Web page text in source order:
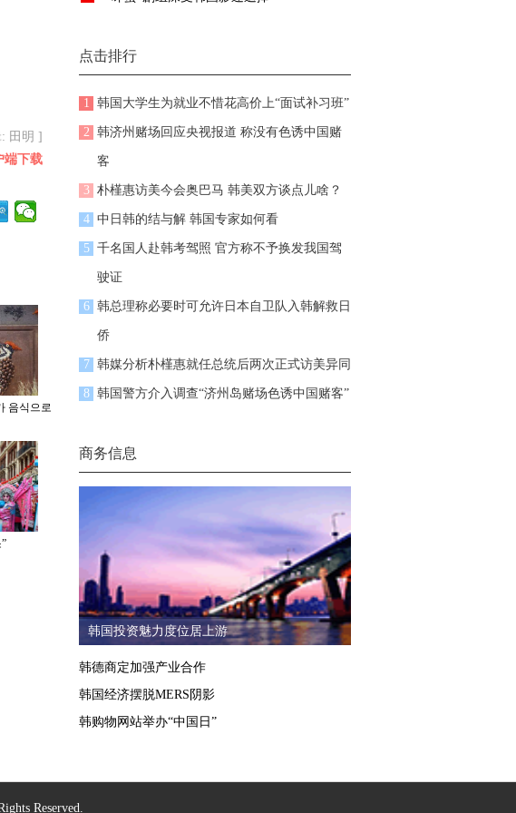
点击排行
1 韩国大学生为就业不惜花高价上“面试补习班”
2 韩济州赌场回应央视报道 称没有色诱中国赌
客
3 朴槿惠访美今会奥巴马 韩美双方谈点儿啥？
4 中日韩的结与解 韩国专家如何看
5 千名国人赴韩考驾照 官方称不予换发我国驾
驶证
6 韩总理称必要时可允许日本自卫队入韩解救日
侨
7 韩媒分析朴槿惠就任总统后两次正式访美异同
8 韩国警方介入调查“济州岛赌场色诱中国赌客”
商务信息
韩国投资魅力度位居上游
韩德商定加强产业合作
韩国经济摆脱MERS阴影
韩购物网站举办“中国日”
田明 ]
端下载
음식으로
Reserved.